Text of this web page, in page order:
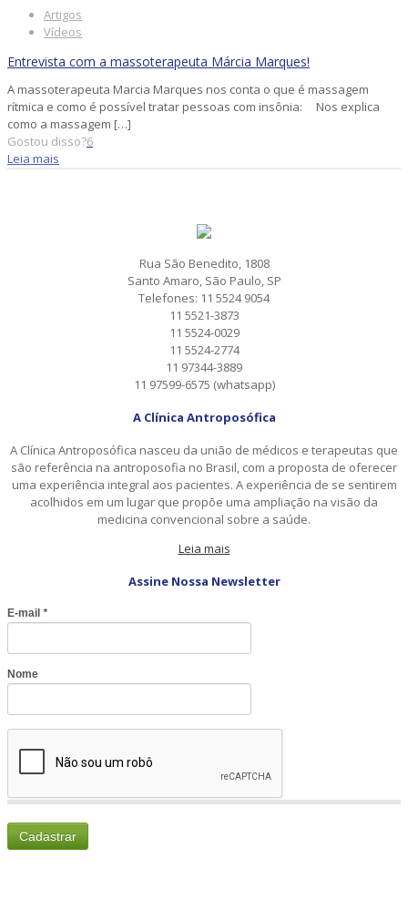
Artigos
Vídeos
Entrevista com a massoterapeuta Márcia Marques!
A massoterapeuta Marcia Marques nos conta o que é massagem
rítmica e como é possível tratar pessoas com insônia: Nos explica
como a massagem […]
Gostou disso?6
Leia mais
Rua São Benedito, 1808
Santo Amaro, São Paulo, SP
Telefones: 11 5524 9054
11 5521-3873
11 5524-0029
11 5524-2774
11 97344-3889
11 97599-6575 (whatsapp)
A Clínica Antroposófica
A Clínica Antroposófica nasceu da união de médicos e terapeutas que
são referência na antroposofia no Brasil, com a proposta de oferecer
uma experiência integral aos pacientes. A experiência de se sentirem
acolhidos em um lugar que propõe uma ampliação na visão da
medicina convencional sobre a saúde.
Leia mais
Assine Nossa Newsletter